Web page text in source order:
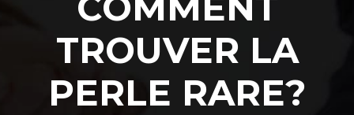
TROUVER LA
PERLE RARE?